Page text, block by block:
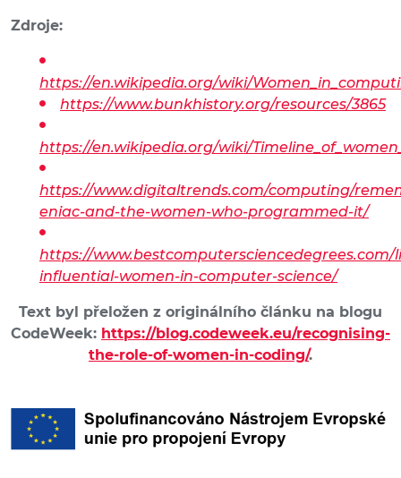
Zdroje:
https://en.wikipedia.org/wiki/
https://www.bunkhistory.org/resources/3865
https://en.wikipedia.org/wiki/
https://www.digitaltrends.com/computing/
eniac-and-the-women-who-programmed-it/
https://www.bestcomputersciencedegrees.com/
influential-women-in-computer-science/
Text byl přeložen z originálního článku na blogu
CodeWeek: https://blog.codeweek.eu/recognising-
the-role-of-women-in-coding/.